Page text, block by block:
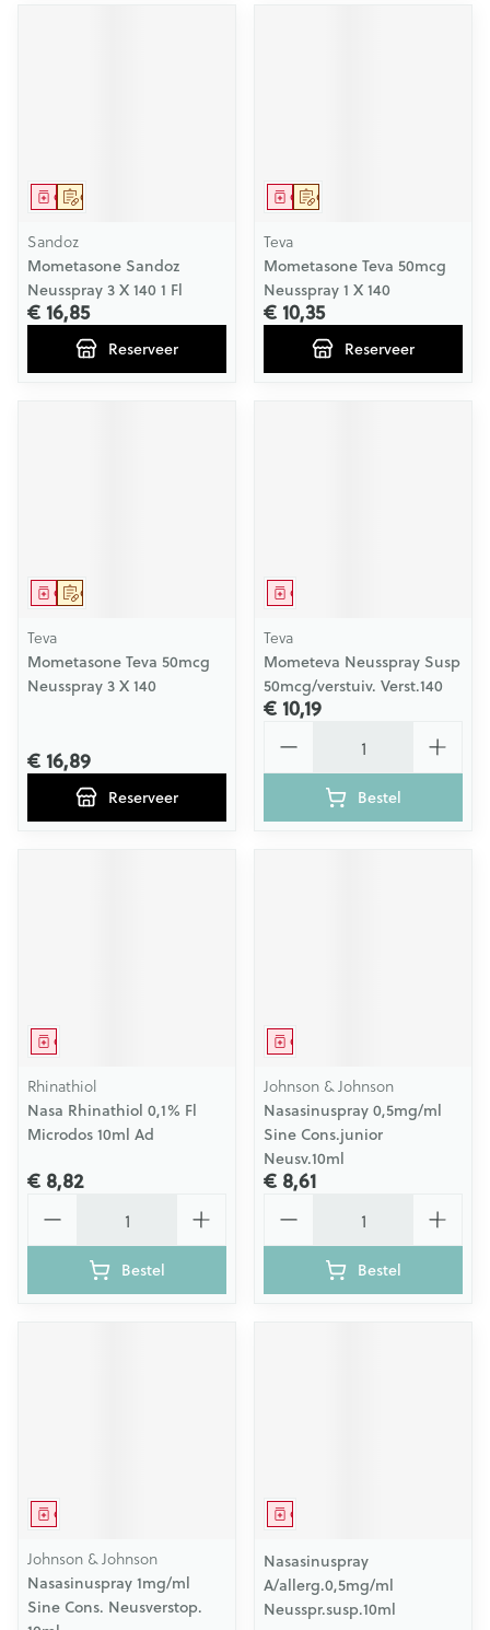
Op voorschrift
Geneesmiddel
Sandoz
Mometasone Sandoz
Neusspray 3 X 140 1 Fl
€ 16,85
Reserveer
Op voorschrift
Geneesmiddel
Teva
Mometasone Teva 50mcg
Neusspray 1 X 140
€ 10,35
Reserveer
Op voorschrift
Geneesmiddel
Teva
Mometasone Teva 50mcg
Neusspray 3 X 140
€ 16,89
Reserveer
Geneesmiddel
Teva
Mometeva Neusspray Susp
50mcg/verstuiv. Verst.140
€ 10,19
Bestel
Geneesmiddel
Rhinathiol
Nasa Rhinathiol 0,1% Fl
Microdos 10ml Ad
€ 8,82
Bestel
Geneesmiddel
Johnson & Johnson
Nasasinuspray 0,5mg/ml
Sine Cons.junior
Neusv.10ml
€ 8,61
Bestel
Geneesmiddel
Johnson & Johnson
Nasasinuspray 1mg/ml
Sine Cons. Neusverstop.
Geneesmiddel
Nasasinuspray
A/allerg.0,5mg/ml
Neusspr.susp.10ml